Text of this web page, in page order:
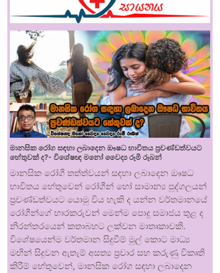
මානසික රෝග සඳහා ලබාදෙන ඖෂධ භාවිතය ප්‍රචණ්ඩත්වයට
හේතුවක් ද?- විශේෂඥ මනෝ වෛද්‍ය රූමි රූබන්
මානසික රෝගී තත්ත්වයන් සඳහා ලබාදෙන ඖෂධ
භාවිතය හේතුවෙන් රෝගීන් හෝ සාමාන්‍ය පුද්ගලයන්
ප්‍රචණ්ඩත්වයට යොමු විය හැකි ද යන්න වර්තමානයේ
රෝගීන්ගේ භාරකරුවන් මෙන්ම පොදු සමාජය තුළ ද
නිරන්තරයෙන් කතාබහට ලක්වන මාතෘකාවකි.
විශේෂයෙන්ම වර්තමාන සිදුවීම් මුල් කොට මාධ්‍ය
මඟින් සිදුවන ඇතැම් අසත්‍ය ප්‍රචාර සහ කරුණු විකෘති
කිරීම් හේතුවෙන්, මානසික රෝග සඳහා ලබාදෙන